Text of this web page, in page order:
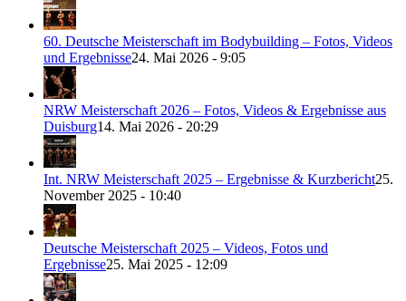
60. Deutsche Meisterschaft im Bodybuilding – Fotos, Videos
und Ergebnisse24. Mai 2026 - 9:05
NRW Meisterschaft 2026 – Fotos, Videos & Ergebnisse aus
Duisburg14. Mai 2026 - 20:29
Int. NRW Meisterschaft 2025 – Ergebnisse & Kurzbericht25.
November 2025 - 10:40
Deutsche Meisterschaft 2025 – Videos, Fotos und
Ergebnisse25. Mai 2025 - 12:09